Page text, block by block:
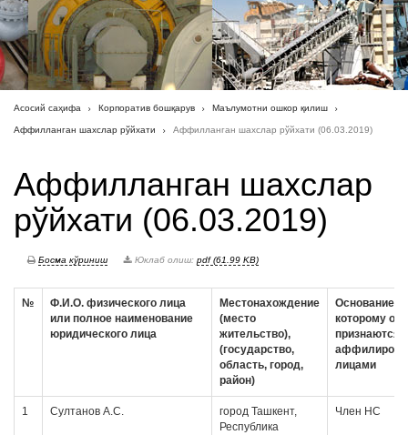
Асосий саҳифа Корпоратив бошқарув Маълумотни ошкор қилиш
Аффилланган шахслар рўйхати Аффилланган шахслар рўйхати (06.03.2019)
Аффилланган шахслар
рўйхати (06.03.2019)
Босма кўриниш Юклаб олиш: pdf (61.99 KB)
№
Ф.И.О. физического лица
или полное наименование
юридического лица
Местонахождение
(место
жительство),
(государство,
область, город,
район)
Основание,
которому они
признаются
лицами
1 Султанов А.С.
город Ташкент,
Республика
Член НС